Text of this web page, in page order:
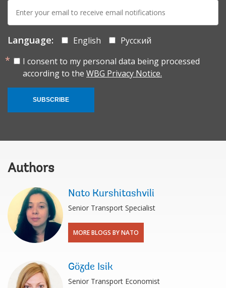
mail:
Language: English
Русский
I consent to my personal data being processed
according to the WBG Privacy Notice.
SUBSCRIBE
Authors
Nato Kurshitashvili
Senior Transport Specialist
MORE BLOGS BY NATO
Gözde Isik
Senior Transport Economist